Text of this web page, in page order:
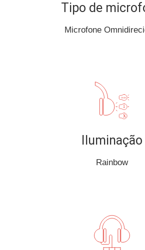
Tipo de
Microfone
Iluminação
Rainbow